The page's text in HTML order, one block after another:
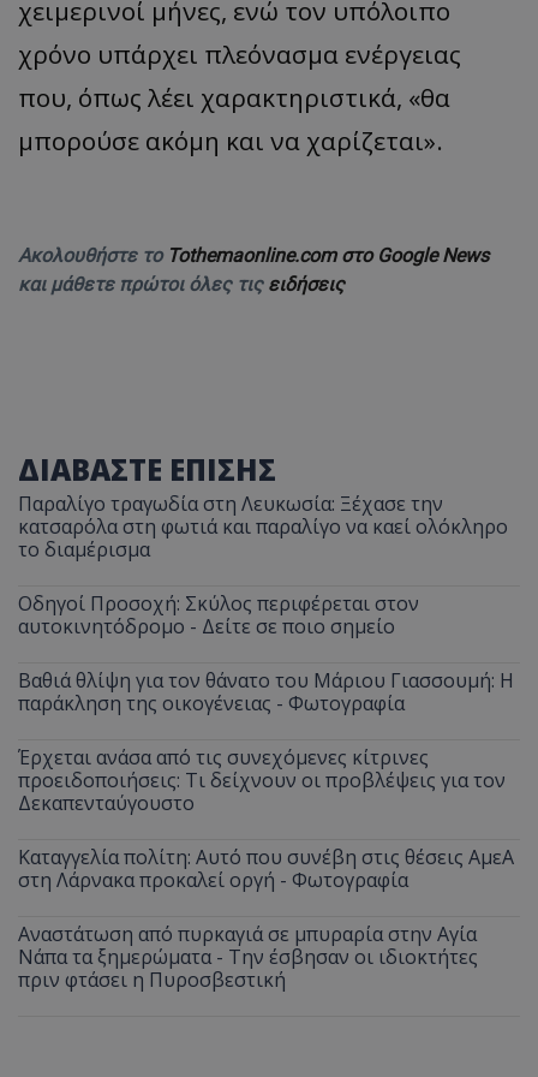
χειμερινοί μήνες, ενώ τον υπόλοιπο
χρόνο υπάρχει πλεόνασμα ενέργειας
που, όπως λέει χαρακτηριστικά, «θα
μπορούσε ακόμη και να χαρίζεται».
Ακολουθήστε το Tothemaonline.com στο Google News
και μάθετε πρώτοι όλες τις ειδήσεις
ΔΙΑΒΑΣΤΕ ΕΠΙΣΗΣ
Παραλίγο τραγωδία στη Λευκωσία: Ξέχασε την
κατσαρόλα στη φωτιά και παραλίγο να καεί ολόκληρο
το διαμέρισμα
Οδηγοί Προσοχή: Σκύλος περιφέρεται στον
αυτοκινητόδρομο - Δείτε σε ποιο σημείο
Βαθιά θλίψη για τον θάνατο του Μάριου Γιασσουμή: Η
παράκληση της οικογένειας - Φωτογραφία
Έρχεται ανάσα από τις συνεχόμενες κίτρινες
προειδοποιήσεις: Τι δείχνουν οι προβλέψεις για τον
Δεκαπενταύγουστο
Καταγγελία πολίτη: Αυτό που συνέβη στις θέσεις ΑμεΑ
στη Λάρνακα προκαλεί οργή - Φωτογραφία
Αναστάτωση από πυρκαγιά σε μπυραρία στην Αγία
Νάπα τα ξημερώματα - Την έσβησαν οι ιδιοκτήτες
πριν φτάσει η Πυροσβεστική